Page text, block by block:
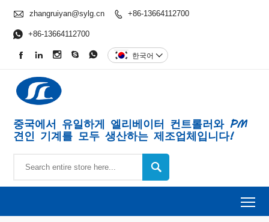
 zhangruiyan@sylg.cn  +86-13664112700
 +86-13664112700
     한국어 
중국에서 유일하게 엘리베이터 컨트롤러와 PM
견인 기계를 모두 생산하는 제조업체입니다!
